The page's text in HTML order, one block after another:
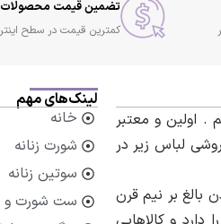
تضمین قیمت محصولات
کمترین قیمت در سطح
اولین و معتبر
لباس زیر در
بالغ بر نیم قرن
لینک‌های مهم
خانه
شورت زنانه
سوتین زنانه
ست شورت و